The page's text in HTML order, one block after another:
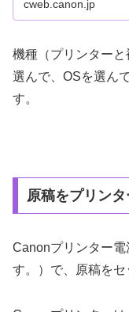
cweb.canon.jp
機種（プリンター
選んで、OSを選ん
す。
原稿をプリンタ
Canonプリンター
す。）で、原稿をセ